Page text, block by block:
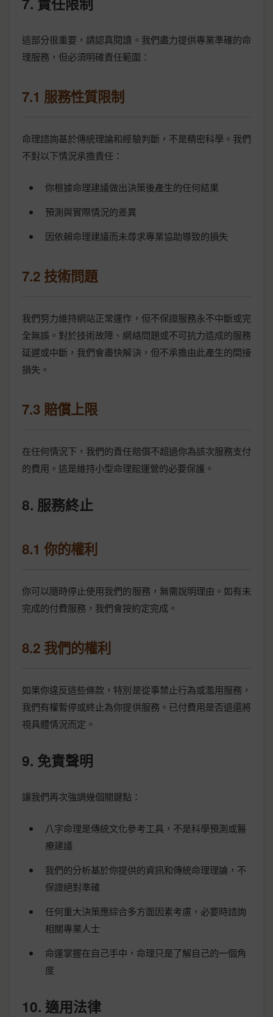
這部分很重要，請認真閱讀。我們盡力提供專業準確的命
理服務，但必須明確責任範圍：
7.1 服務性質限制
命理諮詢基於傳統理論和經驗判斷，不是精密科學。我們
不對以下情況承擔責任：
你根據命理建議做出決策後產生的任何結果
預測與實際情況的差異
因依賴命理建議而未尋求專業協助導致的損失
7.2 技術問題
我們努力維持網站正常運作，但不保證服務永不中斷或完
全無誤。對於技術故障、網絡問題或不可抗力造成的服務
延遲或中斷，我們會盡快解決，但不承擔由此產生的間接
損失。
7.3 賠償上限
在任何情況下，我們的責任賠償不超過你為該次服務支付
的費用。這是維持小型命理館運營的必要保護。
8. 服務終止
8.1 你的權利
你可以隨時停止使用我們的服務，無需說明理由。如有未
完成的付費服務，我們會按約定完成。
8.2 我們的權利
如果你違反這些條款，特別是從事禁止行為或濫用服務，
我們有權暫停或終止為你提供服務。已付費用是否退還將
視具體情況而定。
9. 免責聲明
讓我們再次強調幾個關鍵點：
八字命理是傳統文化參考工具，不是科學預測或醫
療建議
我們的分析基於你提供的資訊和傳統命理理論，不
保證絕對準確
任何重大決策應綜合多方面因素考慮，必要時諮詢
相關專業人士
命運掌握在自己手中，命理只是了解自己的一個角
度
10. 適用法律